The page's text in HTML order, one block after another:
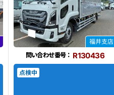
福井支店
問い合わせ番号： R130436
点検中